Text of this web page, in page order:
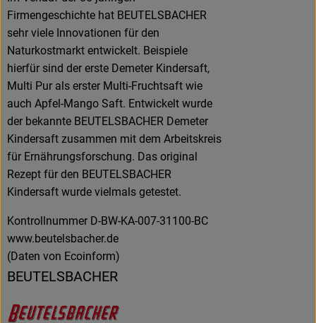
Firmengeschichte hat BEUTELSBACHER
sehr viele Innovationen für den
Naturkostmarkt entwickelt. Beispiele
hierfür sind der erste Demeter Kindersaft,
Multi Pur als erster Multi-Fruchtsaft wie
auch Apfel-Mango Saft. Entwickelt wurde
der bekannte BEUTELSBACHER Demeter
Kindersaft zusammen mit dem Arbeitskreis
für Ernährungsforschung. Das original
Rezept für den BEUTELSBACHER
Kindersaft wurde vielmals getestet.
Kontrollnummer D-BW-KA-007-31100-BC
www.beutelsbacher.de
(Daten von Ecoinform)
BEUTELSBACHER